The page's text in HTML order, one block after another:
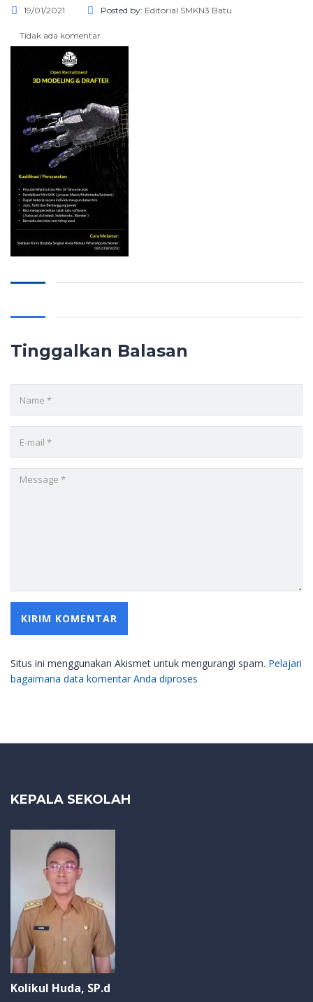
19/01/2021 Posted by: Editorial SMKN3 Batu
Tidak ada komentar
Tinggalkan Balasan
Situs ini menggunakan Akismet untuk mengurangi spam. Pelajari
bagaimana data komentar Anda diproses
KEPALA SEKOLAH
Kolikul Huda, SP.d